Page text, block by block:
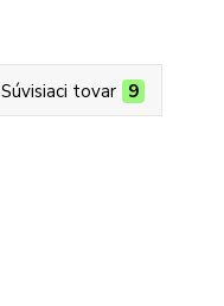
Súvisiaci tovar 9